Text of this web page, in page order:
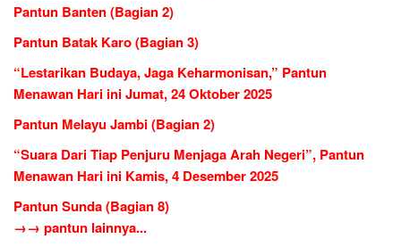
Pantun Banten (Bagian 2)
Pantun Batak Karo (Bagian 3)
“Lestarikan Budaya, Jaga Keharmonisan,” Pantun
Menawan Hari ini Jumat, 24 Oktober 2025
Pantun Melayu Jambi (Bagian 2)
“Suara Dari Tiap Penjuru Menjaga Arah Negeri”, Pantun
Menawan Hari ini Kamis, 4 Desember 2025
Pantun Sunda (Bagian 8)
→→ pantun lainnya...